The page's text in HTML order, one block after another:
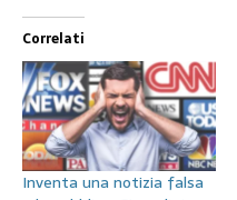
Correlati
Inventa una notizia falsa